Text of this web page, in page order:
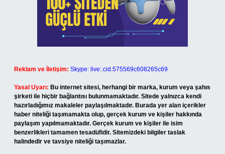
Reklam ve İletişim: Skype: live:.cid.575569c608265c69
Yasal Uyarı: Bu internet sitesi, herhangi bir marka, kurum veya şahıs
şirketi ile hiçbir bağlantısı bulunmamaktadır. Sitede yalnızca kendi
hazırladığımız makaleler paylaşılmaktadır. Burada yer alan içerikler
haber niteliği taşımamakta olup, gerçek kurum ve kişiler hakkında
paylaşım yapılmamaktadır. Gerçek kurum ve kişiler ile isim
benzerlikleri tamamen tesadüfidir. Sitemizdeki bilgiler taslak
halindedir ve tavsiye niteliği taşımazlar.